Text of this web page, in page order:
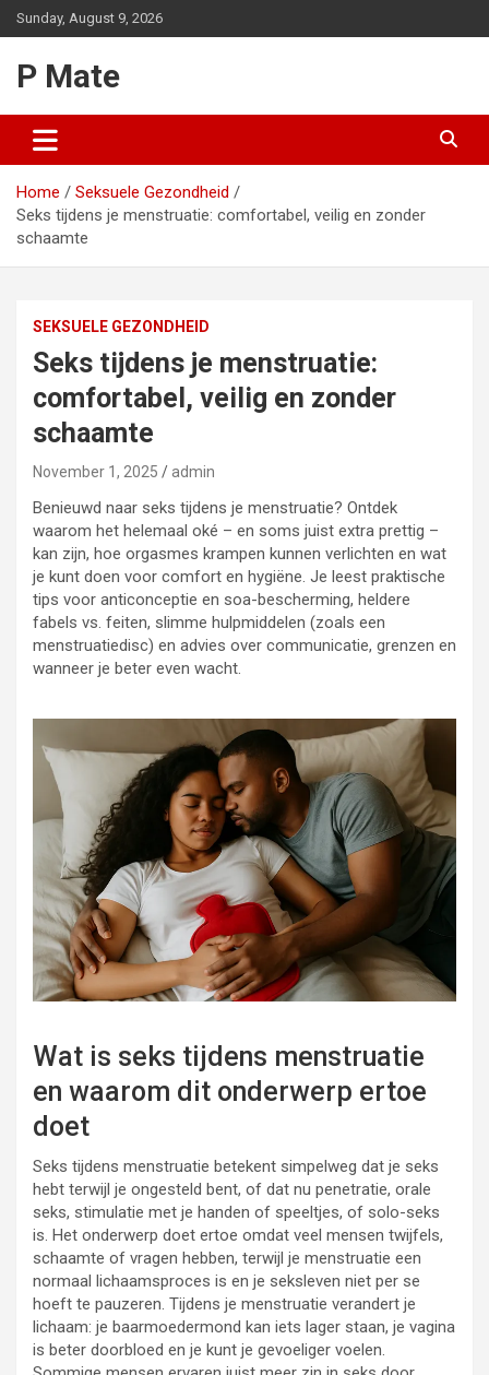
Skip
to
Sunday, August 9, 2026
P Mate
Home
Seksuele Gezondheid
Seks tijdens je menstruatie: comfortabel, veilig en zonder
schaamte
SEKSUELE GEZONDHEID
Seks tijdens je menstruatie:
comfortabel, veilig en zonder
schaamte
November 1, 2025 admin
Benieuwd naar seks tijdens je menstruatie? Ontdek
waarom het helemaal oké – en soms juist extra prettig –
kan zijn, hoe orgasmes krampen kunnen verlichten en wat
je kunt doen voor comfort en hygiëne. Je leest praktische
tips voor anticonceptie en soa-bescherming, heldere
fabels vs. feiten, slimme hulpmiddelen (zoals een
menstruatiedisc) en advies over communicatie, grenzen en
wanneer je beter even wacht.
Wat is seks tijdens menstruatie
en waarom dit onderwerp ertoe
doet
Seks tijdens menstruatie betekent simpelweg dat je seks
hebt terwijl je ongesteld bent, of dat nu penetratie, orale
seks, stimulatie met je handen of speeltjes, of solo-seks
is. Het onderwerp doet ertoe omdat veel mensen twijfels,
schaamte of vragen hebben, terwijl je menstruatie een
normaal lichaamsproces is en je seksleven niet per se
hoeft te pauzeren. Tijdens je menstruatie verandert je
lichaam: je baarmoedermond kan iets lager staan, je vagina
is beter doorbloed en je kunt je gevoeliger voelen.